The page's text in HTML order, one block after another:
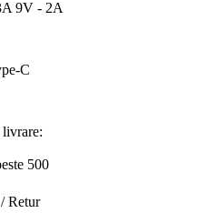
9V - 2A
C
livrare:
500
Retur